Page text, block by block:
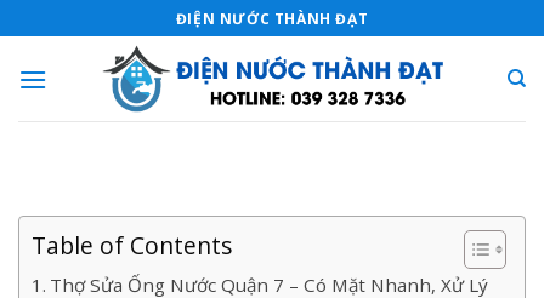
to
content
ĐIỆN NƯỚC THÀNH ĐẠT
Table of Contents
Thợ Sửa Ống Nước Quận 7 – Có Mặt Nhanh, Xử Lý